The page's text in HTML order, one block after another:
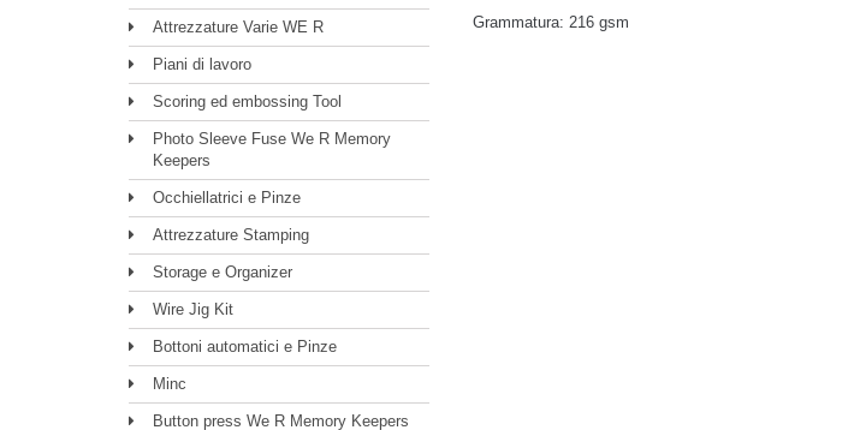
Attrezzature Varie WE R
Piani di lavoro
Scoring ed embossing Tool
Photo Sleeve Fuse We R Memory
Keepers
Occhiellatrici e Pinze
Attrezzature Stamping
Storage e Organizer
Wire Jig Kit
Bottoni automatici e Pinze
Minc
Button press We R Memory Keepers
Grammatura: 216 gsm